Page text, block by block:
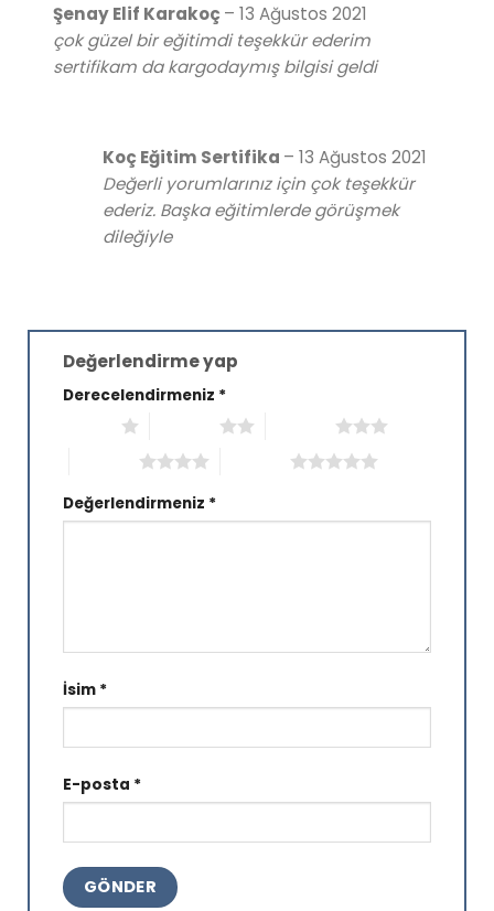
5 üzerinden
5oy aldı
Şenay Elif Karakoç – 13 Ağustos 2021
çok güzel bir eğitimdi teşekkür ederim
sertifikam da kargodaymış bilgisi geldi
Koç Eğitim Sertifika – 13 Ağustos 2021
Değerli yorumlarınız için çok teşekkür
ederiz. Başka eğitimlerde görüşmek
dileğiyle
Değerlendirme yap
Derecelendirmeniz *
Değerlendirmeniz *
İsim *
E-posta *